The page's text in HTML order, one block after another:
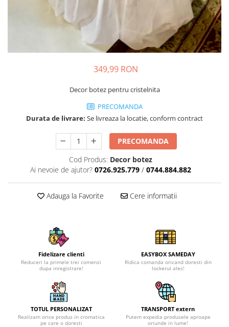
349,99 RON
Decor botez pentru cristelnita
PRECOMANDA
Durata de livrare: Se livreaza la locatie, conform contract
PRECOMANDA
Cod Produs: Decor botez
Ai nevoie de ajutor? 0726.925.779 / 0744.884.882
Adauga la Favorite Cere informatii
Fidelizare clienti
Reduceri la primele trei comenzi
dupa inregistrare!
EASYBOX SAMEDAY
Ridica comanda oricand doresti din
lockerul ales!
TOTUL PERSONALIZAT
Realizam orice produs in cromatica
pe care o doresti
TRANSPORT extern
Putem expedia produsele aproape
oriunde in lume!